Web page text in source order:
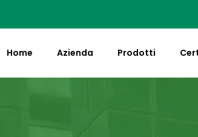
Home Azienda Prodotti